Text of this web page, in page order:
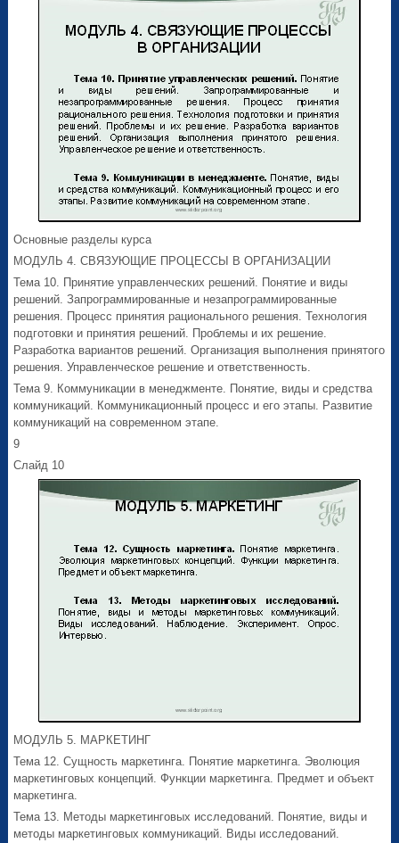
Основные разделы курса
МОДУЛЬ 4. СВЯЗУЮЩИЕ ПРОЦЕССЫ В ОРГАНИЗАЦИИ
Тема 10. Принятие управленческих решений. Понятие и виды
решений. Запрограммированные и незапрограммированные
решения. Процесс принятия рационального решения. Технология
подготовки и принятия решений. Проблемы и их решение.
Разработка вариантов решений. Организация выполнения принятого
решения. Управленческое решение и ответственность.
Тема 9. Коммуникации в менеджменте. Понятие, виды и средства
коммуникаций. Коммуникационный процесс и его этапы. Развитие
коммуникаций на современном этапе.
9
Слайд 10
МОДУЛЬ 5. МАРКЕТИНГ
Тема 12. Сущность маркетинга. Понятие маркетинга. Эволюция
маркетинговых концепций. Функции маркетинга. Предмет и объект
маркетинга.
Тема 13. Методы маркетинговых исследований. Понятие, виды и
методы маркетинговых коммуникаций. Виды исследований.